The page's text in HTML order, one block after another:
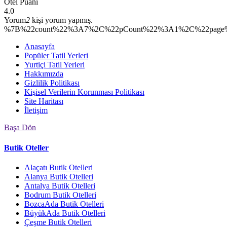
Otel Puanı
4.0
Yorum2 kişi yorum yapmış.
Anasayfa
Popüler Tatil Yerleri
Yurtiçi Tatil Yerleri
Hakkımızda
Gizlilik Politikası
Kişisel Verilerin Korunması Politikası
Site Haritası
İletişim
Başa Dön
Butik Oteller
Alaçatı Butik Otelleri
Alanya Butik Otelleri
Antalya Butik Otelleri
Bodrum Butik Otelleri
BozcaAda Butik Otelleri
BüyükAda Butik Otelleri
Çeşme Butik Otelleri